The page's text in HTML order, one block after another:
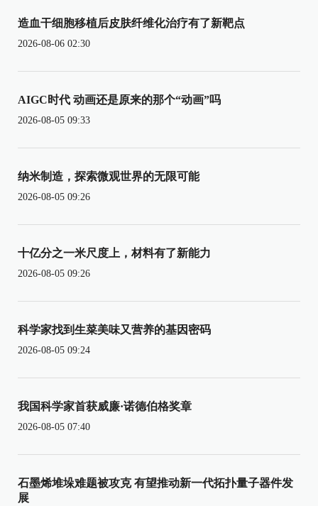
造血干细胞移植后皮肤纤维化治疗有了新靶点
2026-08-06 02:30
AIGC时代 动画还是原来的那个“动画”吗
2026-08-05 09:33
纳米制造，探索微观世界的无限可能
2026-08-05 09:26
十亿分之一米尺度上，材料有了新能力
2026-08-05 09:26
科学家找到生菜美味又营养的基因密码
2026-08-05 09:24
我国科学家首获威廉·诺德伯格奖章
2026-08-05 07:40
石墨烯堆垛难题被攻克 有望推动新一代拓扑量子器件发
展